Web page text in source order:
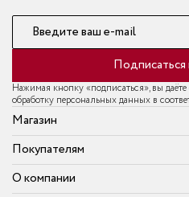
Введите ваш e-mail
Подписаться
Нажимая кнопку «подписаться», вы
обработку персональных данных в
Магазин
Покупателям
О компании